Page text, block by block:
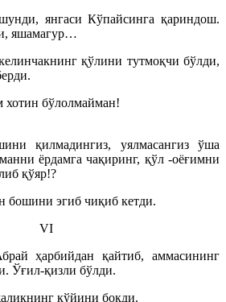
янгаси Кўпайсинга қариндош.
яшамагур…
қўлини тутмоқчи бўлди,
хотин бўлолмайман!
қилмадингиз, уялмасангиз ўша
ёрдамга чақиринг, қўл -оёғимни
қўяр!?
бошини эгиб чиқиб кетди.
VI
ҳарбийдан қайтиб, аммасининг
Ўғил-қизли бўлди.
қўйини боқди.